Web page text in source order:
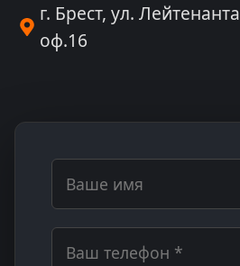
г. Брест, ул.
оф.16